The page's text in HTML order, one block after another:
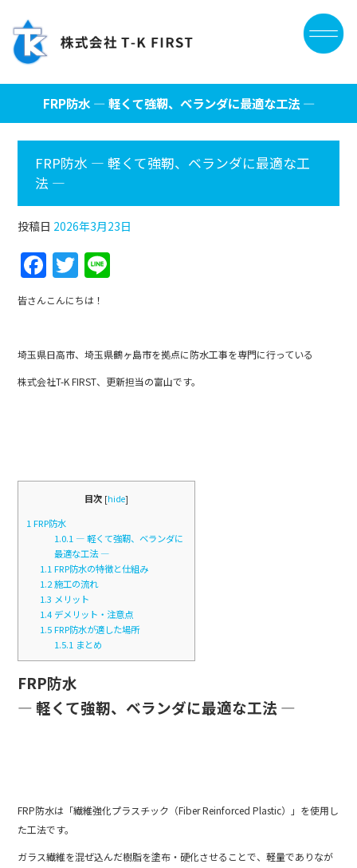
FRP防水 ― 軽くて強靭、ベランダに最適な工法 ―
FRP防水 ― 軽くて強靭、ベランダに最適な工
法 ―
投稿日 2026年3月23日
F
a
c
e
b
o
T
w
itt
er
皆さんこんにちは！
埼玉県日高市、埼玉県鶴ヶ島市を拠点に防水工事を専門に行っている
株式会社T-K FIRST、更新担当の富山です。
目次 [hide]
1FRP防水
1.0.1― 軽くて強靭、ベランダに
最適な工法 ―
1.1FRP防水の特徴と仕組み
1.2施工の流れ
1.3 メリット
1.4 デメリット・注意点
1.5FRP防水が適した場所
1.5.1まとめ
FRP防水
― 軽くて強靭、ベランダに最適な工法 ―
FRP防水は「繊維強化プラスチック（Fiber Reinforced Plastic）」を使用し
た工法です。
ガラス繊維を混ぜ込んだ樹脂を塗布・硬化させることで、軽量でありなが